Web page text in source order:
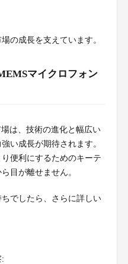
の成長を支えています。
マイクロフォン
は、技術の進化と幅広い
い成長が期待されます。
便利にするためのキーテ
目が離せません。
でしたら、さらに詳しい
: